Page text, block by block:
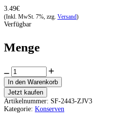
3.49€
(Inkl. MwSt. 7%, zzg. Versand)
Verfügbar
Menge
In den Warenkorb
Jetzt kaufen
Artikelnummer: SF-2443-ZJV3
Kategorie: Konserven